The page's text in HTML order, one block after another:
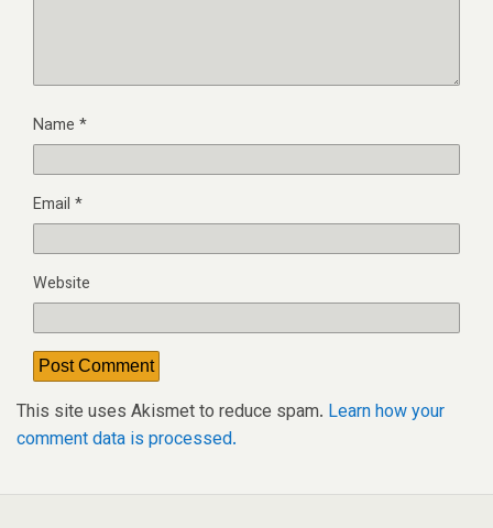
Name *
Email *
Website
This site uses Akismet to reduce spam. Learn how your
comment data is processed.